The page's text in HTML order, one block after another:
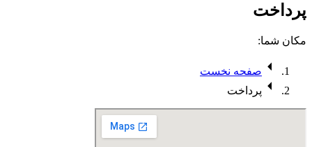
پرداخت
مکان شما:
صفحه نخست
پرداخت